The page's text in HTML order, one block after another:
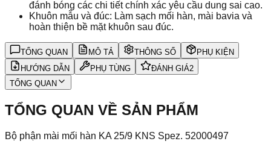
đánh bóng các chi tiết chính xác yêu cầu dung sai cao.
Khuôn mẫu và đúc: Làm sạch mối hàn, mài bavia và
hoàn thiện bề mặt khuôn sau đúc.
TỔNG QUAN MÔ TẢ THÔNG SỐ
PHỤ KIỆN
HƯỚNG DẪN
PHỤ TÙNG ĐÁNH GIÁ2
TỔNG QUAN
TỔNG QUAN VỀ SẢN PHẨM
Bộ phận mài mối hàn KA 25/9 KNS Spez. 52000497